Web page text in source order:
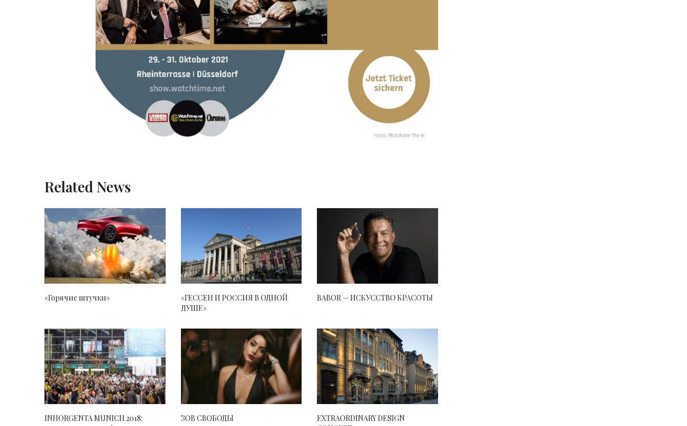
Related News
«Горячие штучки»
«ГЕССЕН И РОССИЯ В ОДНОЙ
ДУШЕ»
BABOR — ИСКУССТВО КРАСОТЫ
INHORGENTA MUNICH 2018:
ЗОВ СВОБОДЫ
EXTRAORDINARY DESIGN